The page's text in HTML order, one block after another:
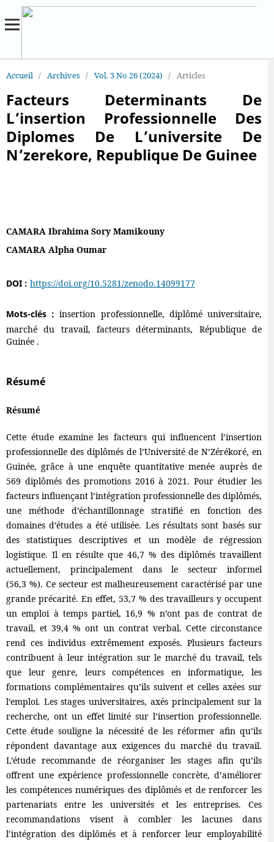
Accueil / Archives / Vol. 3 No 26 (2024) / Articles
Facteurs Determinants De
L’insertion Professionnelle Des
Diplomes De L’universite De
N’zerekore, Republique De Guinee
CAMARA Ibrahima Sory Mamikouny
CAMARA Alpha Oumar
DOI : https://doi.org/10.5281/zenodo.14099177
Mots-clés :insertion professionnelle, diplômé universitaire,
marché du travail, facteurs déterminants, République de
Guinée .
Résumé
Résumé
Cette étude examine les facteurs qui influencent l’insertion
professionnelle des diplômés de l’Université de N’Zérékoré, en
Guinée, grâce à une enquête quantitative menée auprès de
569 diplômés des promotions 2016 à 2021. Pour étudier les
facteurs influençant l’intégration professionnelle des diplômés,
une méthode d’échantillonnage stratiﬁé en fonction des
domaines d’études a été utilisée. Les résultats sont basés sur
des statistiques descriptives et un modèle de régression
logistique. Il en résulte que 46,7 % des diplômés travaillent
actuellement, principalement dans le secteur informel
(56,3 %). Ce secteur est malheureusement caractérisé par une
grande précarité. En effet, 53,7 % des travailleurs y occupent
un emploi à temps partiel, 16,9 % n’ont pas de contrat de
travail, et 39,4 % ont un contrat verbal. Cette circonstance
rend ces individus extrêmement exposés. Plusieurs facteurs
contribuent à leur intégration sur le marché du travail, tels
que leur genre, leurs compétences en informatique, les
formations complémentaires qu’ils suivent et celles axées sur
l’emploi. Les stages universitaires, axés principalement sur la
recherche, ont un effet limité sur l’insertion professionnelle.
Cette étude souligne la nécessité de les réformer afin qu’ils
répondent davantage aux exigences du marché du travail.
L’étude recommande de réorganiser les stages afin qu’ils
offrent une expérience professionnelle concrète, d’améliorer
les compétences numériques des diplômés et de renforcer les
partenariats entre les universités et les entreprises. Ces
recommandations visent à combler les lacunes dans
l’intégration des diplômés et à renforcer leur employabilité